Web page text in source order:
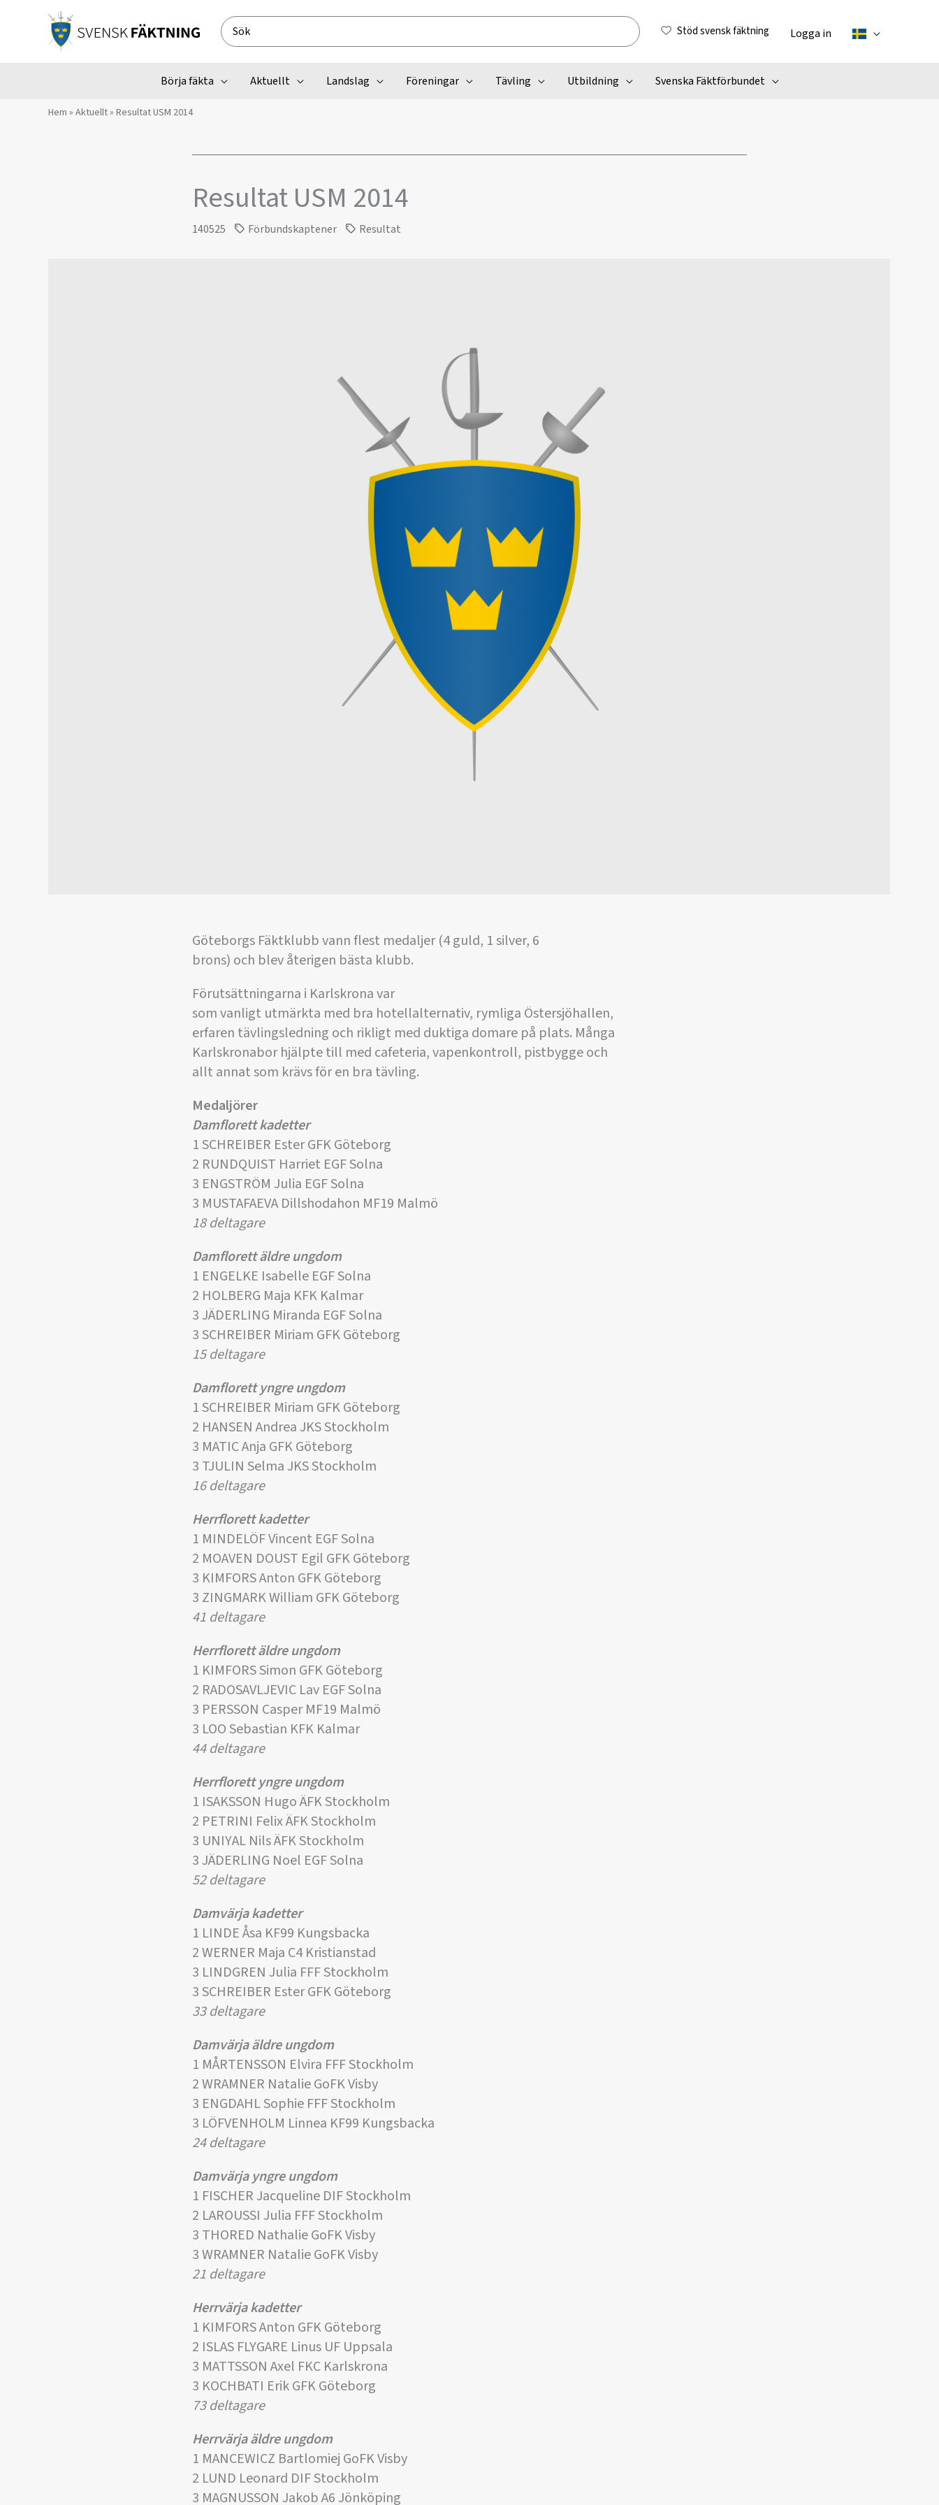
Search
for:
Stöd svensk fäktning Logga in
Börja fäkta Aktuellt Landslag Föreningar Tävling Utbildning Svenska Fäktförbundet
Hem » Aktuellt» Resultat USM 2014
Resultat USM 2014
140525 Förbundskaptener Resultat
Göteborgs Fäktklubb vann flest medaljer (4 guld, 1 silver, 6
brons) och blev återigen bästa klubb.
Förutsättningarna i Karlskrona var
som vanligt utmärkta med bra hotellalternativ, rymliga Östersjöhallen,
erfaren tävlingsledning och rikligt med duktiga domare på plats. Många
Karlskronabor hjälpte till med cafeteria, vapenkontroll, pistbygge och
allt annat som krävs för en bra tävling.
Medaljörer
Damflorett kadetter
1 SCHREIBER Ester GFK Göteborg
2 RUNDQUIST Harriet EGF Solna
3 ENGSTRÖM Julia EGF Solna
3 MUSTAFAEVA Dillshodahon MF19 Malmö
18 deltagare
Damflorett äldre ungdom
1 ENGELKE Isabelle EGF Solna
2 HOLBERG Maja KFK Kalmar
3 JÄDERLING Miranda EGF Solna
3 SCHREIBER Miriam GFK Göteborg
15 deltagare
Damflorett yngre ungdom
1 SCHREIBER Miriam GFK Göteborg
2 HANSEN Andrea JKS Stockholm
3 MATIC Anja GFK Göteborg
3 TJULIN Selma JKS Stockholm
16 deltagare
Herrflorett kadetter
1 MINDELÖF Vincent EGF Solna
2 MOAVEN DOUST Egil GFK Göteborg
3 KIMFORS Anton GFK Göteborg
3 ZINGMARK William GFK Göteborg
41 deltagare
Herrflorett äldre ungdom
1 KIMFORS Simon GFK Göteborg
2 RADOSAVLJEVIC Lav EGF Solna
3 PERSSON Casper MF19 Malmö
3 LOO Sebastian KFK Kalmar
44 deltagare
Herrflorett yngre ungdom
1 ISAKSSON Hugo ÄFK Stockholm
2 PETRINI Felix ÄFK Stockholm
3 UNIYAL Nils ÄFK Stockholm
3 JÄDERLING Noel EGF Solna
52 deltagare
Damvärja kadetter
1 LINDE Åsa KF99 Kungsbacka
2 WERNER Maja C4 Kristianstad
3 LINDGREN Julia FFF Stockholm
3 SCHREIBER Ester GFK Göteborg
33 deltagare
Damvärja äldre ungdom
1 MÅRTENSSON Elvira FFF Stockholm
2 WRAMNER Natalie GoFK Visby
3 ENGDAHL Sophie FFF Stockholm
3 LÖFVENHOLM Linnea KF99 Kungsbacka
24 deltagare
Damvärja yngre ungdom
1 FISCHER Jacqueline DIF Stockholm
2 LAROUSSI Julia FFF Stockholm
3 THORED Nathalie GoFK Visby
3 WRAMNER Natalie GoFK Visby
21 deltagare
Herrvärja kadetter
1 KIMFORS Anton GFK Göteborg
2 ISLAS FLYGARE Linus UF Uppsala
3 MATTSSON Axel FKC Karlskrona
3 KOCHBATI Erik GFK Göteborg
73 deltagare
Herrvärja äldre ungdom
1 MANCEWICZ Bartlomiej GoFK Visby
2 LUND Leonard DIF Stockholm
3 MAGNUSSON Jakob A6 Jönköping